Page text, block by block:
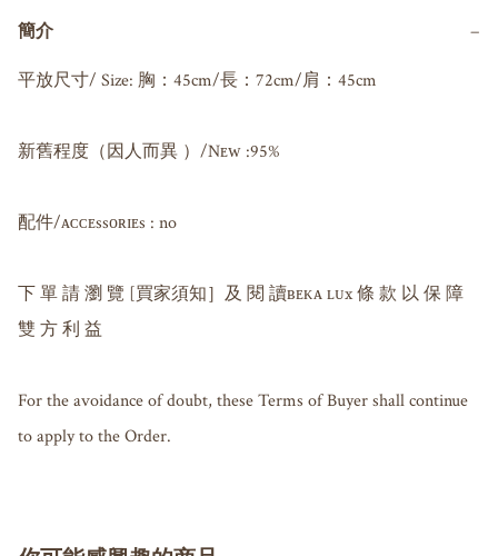
簡介 −
平放尺寸/ Size: 胸：45cm/長：72cm/肩：45cm
新舊程度（因人而異 ）/Nᴇᴡ :95%
配件/ᴀᴄᴄᴇssᴏʀɪᴇs : no
下 單 請 瀏 覽 [買家須知］及 閱 讀ʙᴇᴋᴀ ʟᴜx 條 款 以 保 障
雙 方 利 益
For the avoidance of doubt, these Terms of Buyer shall continue
to apply to the Order.